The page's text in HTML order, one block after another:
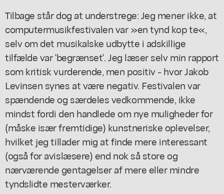
Tilbage står dog at understrege: Jeg mener ikke, at
computermusikfestivalen var »en tynd kop te«,
selv om det musikalske udbytte i adskillige
tilfælde var 'begrænset'. Jeg læser selv min rapport
som kritisk vurderende, men positiv - hvor Jakob
Levinsen synes at være negativ. Festivalen var
spændende og særdeles vedkommende, ikke
mindst fordi den handlede om nye muligheder for
(måske især fremtidige) kunstneriske oplevelser,
hvilket jeg tillader mig at finde mere interessant
(også for avislæsere) end nok så store og
nærværende gentagelser af mere eller mindre
tyndslidte mesterværker.